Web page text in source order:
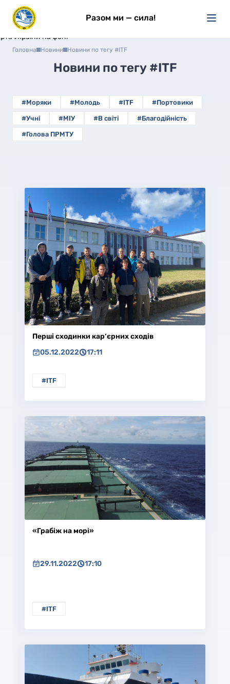
Разом ми — сила!
Головна Новини Новини по тегу #ITF
Новини по тегу #ITF
#Моряки #Молодь #ITF #Портовики
#Учні #МІУ #В світі #Благодійність
#Голова ПРМТУ
Перші сходинки кар‘єрних сходів
05.12.2022
17:11
#ITF
«Грабіж на морі»
29.11.2022 17:10
#ITF